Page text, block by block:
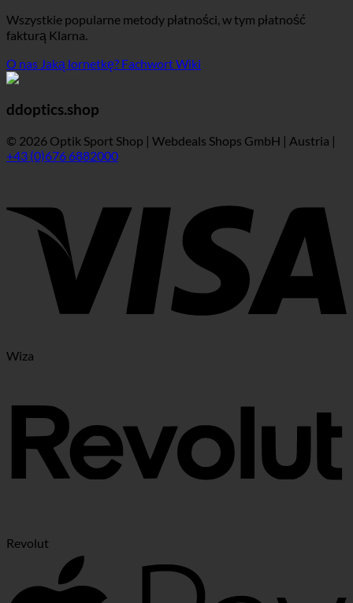
Wszystkie popularne metody płatności, w tym płatność
fakturą Klarna.
O nas Jaką lornetkę? Fachwort Wiki
ddoptics.shop
© 2026 Optik Sport Shop | Webdeals Shops GmbH | Austria |
+43 (0)676 6882000
Wiza
Revolut